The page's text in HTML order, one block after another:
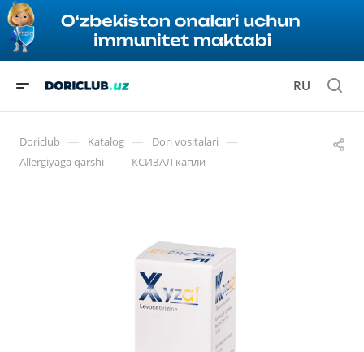
RU
Doriclub — Katalog — Dori vositalari —
Allergiyaga qarshi — КСИЗАЛ капли